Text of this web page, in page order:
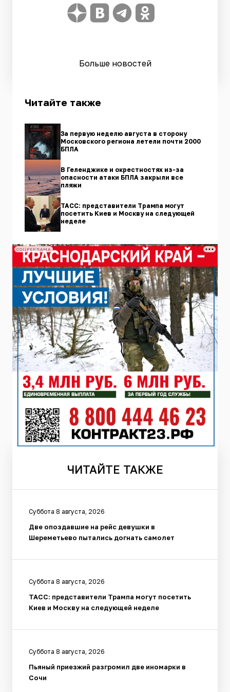
Больше новостей
Читайте также
За первую неделю августа в сторону
Московского региона летели почти 2000
БПЛА
В Геленджике и окрестностях из-за
опасности атаки БПЛА закрыли все
пляжи
ТАСС: представители Трампа могут
посетить Киев и Москву на следующей
неделе
СОЦРЕКЛАМА
ЧИТАЙТЕ ТАКЖЕ
Суббота 8 августа, 2026
Две опоздавшие на рейс девушки в
Шереметьево пытались догнать самолет
Суббота 8 августа, 2026
ТАСС: представители Трампа могут посетить
Киев и Москву на следующей неделе
Суббота 8 августа, 2026
Пьяный приезжий разгромил две иномарки в
Сочи